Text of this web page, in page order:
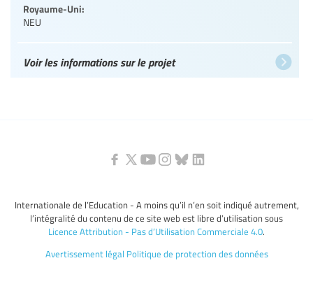
Royaume-Uni:
NEU
Voir les informations sur le projet
Internationale de l’Education - A moins qu’il n’en soit indiqué autrement,
l’intégralité du contenu de ce site web est libre d’utilisation sous
Licence Attribution - Pas d’Utilisation Commerciale 4.0.
Avertissement légal Politique de protection des données